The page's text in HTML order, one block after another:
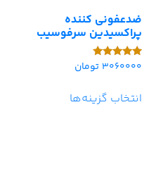
ضدعفونی کننده
پراکسیدین سرفوسیب
امتیاز
3060000 تومان
انتخاب گزینه‌ها